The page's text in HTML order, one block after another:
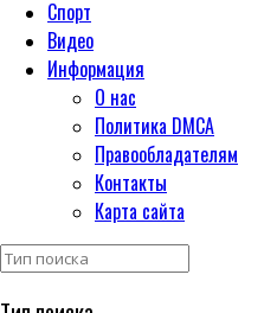
Спорт
Видео
Информация
О нас
Политика DMCA
Правообладателям
Контакты
Карта сайта